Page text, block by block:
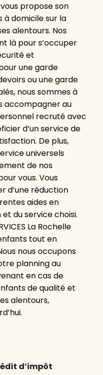
vous propose son
à domicile sur la
alentours. Nos
là pour s’occuper
et
une garde
ou une garde
nous sommes à
accompagner au
recruté avec
d’un service de
De plus,
universels
de nos
vous. Vous
d’une réduction
aides en
du service choisi.
La Rochelle
tout en
nous occupons
planning au
en cas de
de qualité et
alentours,
d’impôt